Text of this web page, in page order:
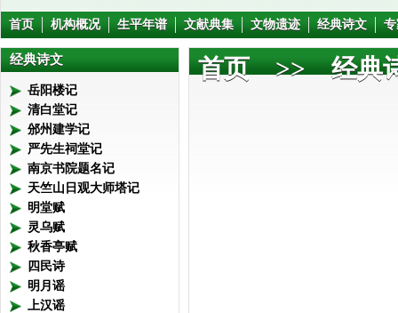
首页 机构概况 生平年谱 文献典集 文物遗迹 经典诗文
经典诗文
岳阳楼记
清白堂记
邠州建学记
严先生祠堂记
南京书院题名记
天竺山日观大师塔记
明堂赋
灵乌赋
秋香亭赋
四民诗
明月谣
上汉谣
首页>> 经典